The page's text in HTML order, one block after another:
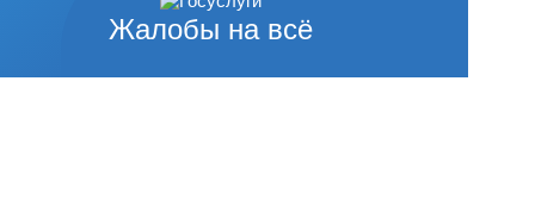
Жалобы на всё